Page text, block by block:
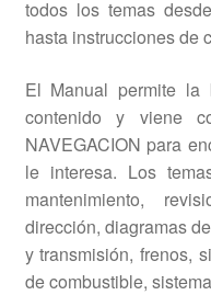
todos los temas
hasta instrucciones de
El Manual permite
contenido y viene
NAVEGACION para
le interesa. Los
mantenimiento,
dirección, diagramas
y transmisión, frenos,
de combustible,